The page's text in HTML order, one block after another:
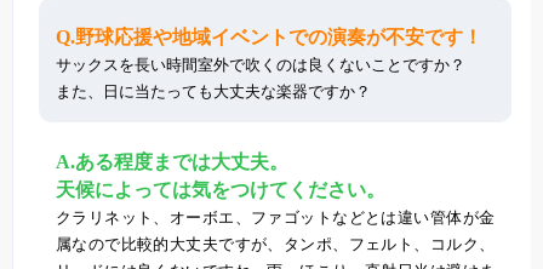
Q.野球応援や地域イベントでの演奏が不安です！
サックスを長い時間室外で吹くのは良くないことですか？
また、日に当たっても大丈夫な楽器ですか？
A.ある程度までは大丈夫。
天候によっては気をつけてください。
クラリネット、オーボエ、ファゴットなどとは違い管体が金
属なので比較的大丈夫ですが、タンポ、フェルト、コルク、